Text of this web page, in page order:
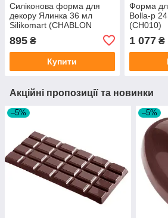
Силіконова форма для
декору Ялинка 36 мл
Silikomart (CHABLON
895 ₴
Купити
Форма
Bolla-p
(CH010)
1 077₴
Акційні пропозиції та новинки
–5% –5%